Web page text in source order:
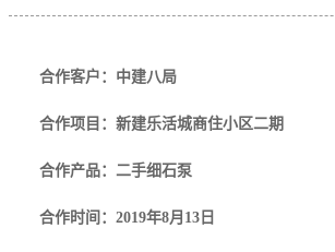
合作客户：中建八局
合作项目：新建乐活城商住小区二期
合作产品：二手细石泵
合作时间：2019年8月13日